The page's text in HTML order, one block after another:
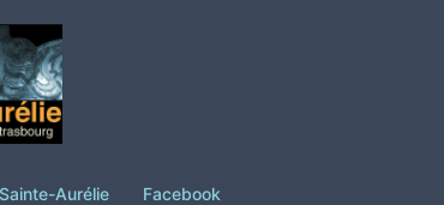
Aurélie Facebook